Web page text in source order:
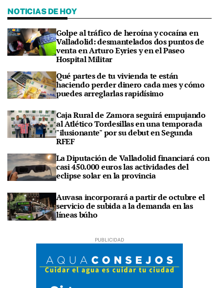
NOTICIAS DE HOY
Golpe al tráfico de heroína y cocaína en
Valladolid: desmantelados dos puntos de
venta en Arturo Eyries y en el Paseo
Hospital Militar
Qué partes de tu vivienda te están
haciendo perder dinero cada mes y cómo
puedes arreglarlas rapidísimo
Caja Rural de Zamora seguirá empujando
al Atlético Tordesillas en una temporada
"ilusionante" por su debut en Segunda
RFEF
La Diputación de Valladolid financiará con
casi 450.000 euros las actividades del
eclipse solar en la provincia
Auvasa incorporará a partir de octubre el
servicio de subida a la demanda en las
líneas búho